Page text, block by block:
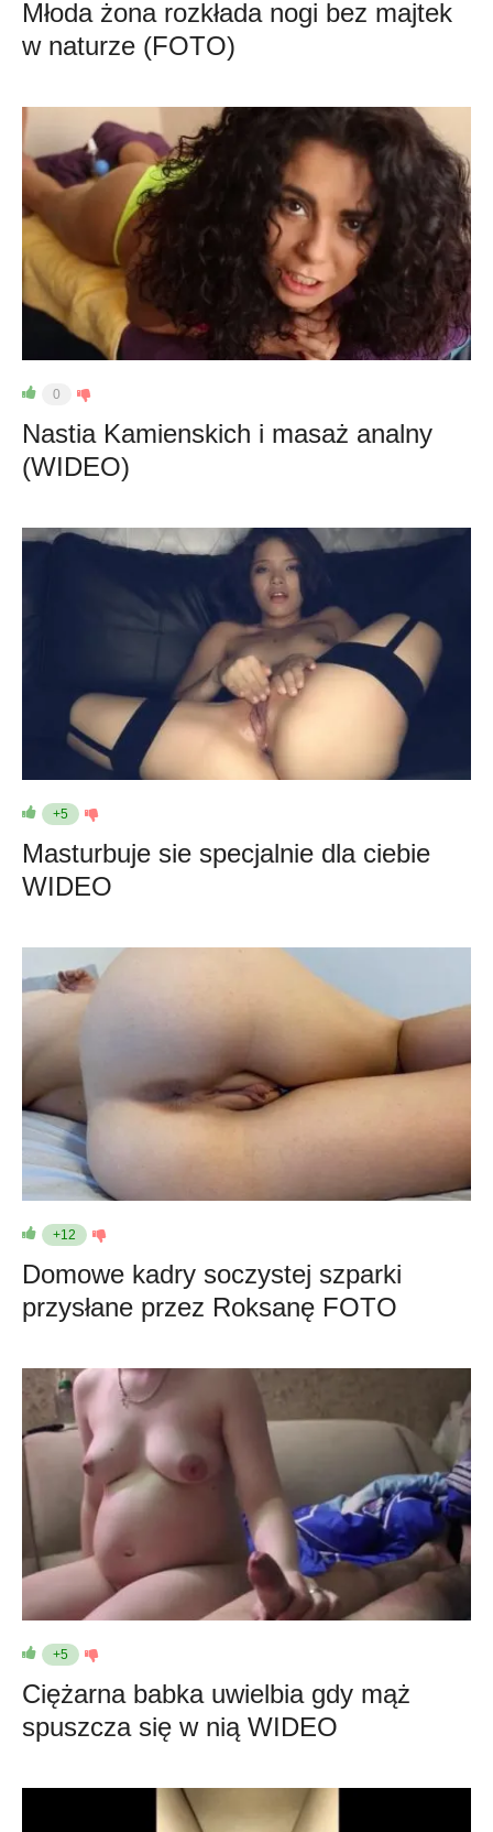
Młoda żona rozkłada nogi bez majtek
w naturze (FOTO)
0
Nastia Kamienskich i masaż analny
(WIDEO)
+5
Masturbuje sie specjalnie dla ciebie
WIDEO
+12
Domowe kadry soczystej szparki
przysłane przez Roksanę FOTO
+5
Ciężarna babka uwielbia gdy mąż
spuszcza się w nią WIDEO